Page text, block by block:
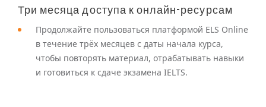
Три месяца доступа к онлайн-ресурсам
Продолжайте пользоваться платформой ELS Online
в течение трёх месяцев с даты начала курса,
чтобы повторять материал, отрабатывать навыки
и готовиться к сдаче экзамена IELTS.